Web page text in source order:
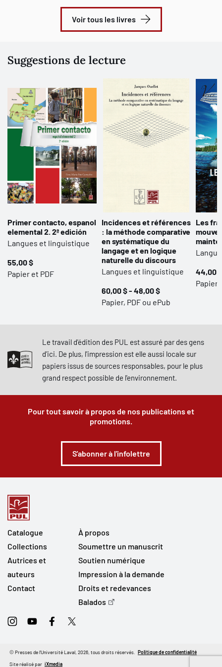
Voir tous les livres
Suggestions de lecture
Primer contacto, espanol
elemental 2. 2ª edición
Langues et linguistique
55,00 $
Papier et PDF
Incidences et références
: la méthode comparative
en systématique du
langage et en logique
naturelle du discours
Langues et linguistique
60,00 $ - 48,00 $
Papier, PDF ou ePub
Les
44,00
Papier
Le travail d'édition des PUL est assuré par des gens
d'ici. De plus, l'impression est elle aussi locale sur
papiers issus de sources responsables, pour le plus
grand respect possible de l'environnement.
Pour tout savoir à propos de nos publications et
promotions.
S'abonner à l'infolettre
Catalogue
Collections
Autrices et
auteurs
Contact
À propos
Soumettre un manuscrit
Soutien numérique
Impression à la demande
Droits et redevances
Balados
InstagramYoutubeFacebookTwitter
Site réalisé par iXmedia
© Presses de l'Université Laval, 2026, tous droits réservés. Politique de confidentialité